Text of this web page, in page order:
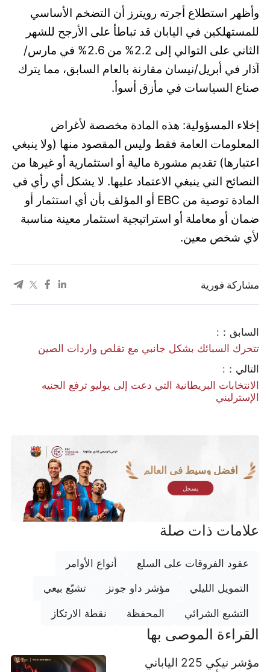
وأظهر استطلاع أجرته رويترز أن التضخم الأساسي
للمستهلكين في اليابان قد تباطأ على الأرجح للشهر
الثاني على التوالي إلى 2.2% من 2.6% في مارس/
آذار في أبريل/نيسان مقارنة بالعام السابق، مما يترك
صناع السياسات في مأزق أسوأ.
إخلاء المسؤولية: هذه المادة مخصصة لأغراض
المعلومات العامة فقط وليس المقصود منها (ولا ينبغي
اعتبارها) تقديم مشورة مالية أو استثمارية أو غيرها من
النصائح التي ينبغي الاعتماد عليها. لا يشكل أي رأي في
المادة توصية من EBC أو المؤلف بأن أي استثمار أو
ضمان أو معاملة أو استراتيجية استثمار معينة مناسبة
لأي شخص معين.
مشاركة فورية
السابق：:
تتحرك السبائك بشكل جانبي مع تقلص واردات الصين
التالي：:
الانتخابات البريطانية التي دعت إلى يوليو ترفع الجنيه
الإسترليني
أفضل وسيط في العالم
يسجل
علامات ذات صلة
عقود الفروقات على السلع أنواع الأوامر
التمويل الليلي مؤشر داو جونز تشبّع بيعي
التشبع الشرائي المحفظة نقطة الارتكاز
القراءة الموصى بها
مؤشر نيكي 225 الياباني